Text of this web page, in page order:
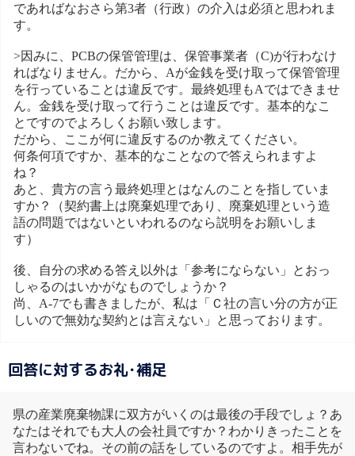
であればなおさら第3者（行政）の介入は必須と思われま
す。
>因みに、PCBの保管管理は、保管事業者（C)が行わなけ
ればなりません。だから、Aが金銭を受け取って保管管理
を行っていることは違反です。最終処理もAではできませ
ん。金銭を受け取って行うことは違反です。基本的なこ
とですのでよろしくお願い致します。
だから、ここが何に違反するのか教えてください。
何条何項ですか、基本的なことなので答えられますよ
ね？
あと、貴方の言う最終処理とはなんのことを指していま
すか？（契約書上は廃棄処理であり、廃棄処理という造
語の問題ではないといわれるのなら説明をお願いしま
す）
後、自分の求める答え以外は「参考にならない」とおっ
しゃるのはいかがなものでしょうか？
尚、A-7でも書きましたが、私は「Ｃ社の言い分の方が正
しいので無効な契約とは言えない」と思っております。
回答に対するお礼･補足
県の産業廃棄物課に双方がいくのは最後の手段でしょ？あ
なたはそれでも大人の会社員ですか？わかりきったことを
言わないでね。その前の話をしているのですよ。相手先が